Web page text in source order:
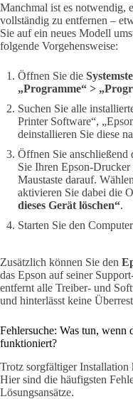
Manchmal ist es notwendig,
vollständig zu entfernen –
Sie auf ein neues Modell
folgende Vorgehensweise:
Öffnen Sie die
„Programme“ >
Suchen Sie alle
Printer Software“,
deinstallieren Sie diese
Öffnen Sie anschließend
Sie Ihren Epson-
Maustaste darauf.
aktivieren Sie dabei die
dieses Gerät löschen“.
Starten Sie den
Zusätzlich können Sie den
das Epson auf seiner
entfernt alle Treiber- und
und hinterlässt keine
Fehlersuche: Was tun, wenn
funktioniert?
Trotz sorgfältiger Installation
Hier sind die häufigsten
Lösungsansätze.